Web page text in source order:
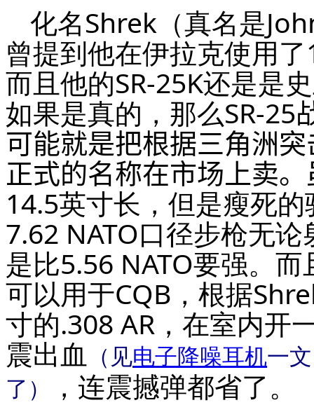
化名Shrek（真名是
曾提到他在伊拉克使用
而且他的SR-25K还是是
如果是真的，那么SR-25
可能就是把根据三角洲
正式的名称在市场上卖。
14.5英寸长，但是瘦死
7.62 NATO口径步枪无
是比5.56 NATO要强。
可以用于CQB，根据
寸的.308 AR，在室内开
震出血
（见电子降噪耳机一
了）
，连震撼弹都省了。